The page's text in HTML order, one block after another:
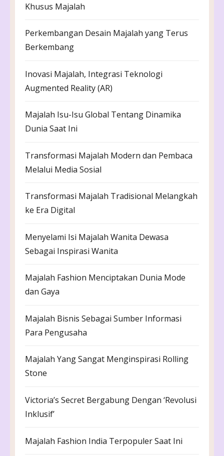
Khusus Majalah
Perkembangan Desain Majalah yang Terus
Berkembang
Inovasi Majalah, Integrasi Teknologi
Augmented Reality (AR)
Majalah Isu-Isu Global Tentang Dinamika
Dunia Saat Ini
Transformasi Majalah Modern dan Pembaca
Melalui Media Sosial
Transformasi Majalah Tradisional Melangkah
ke Era Digital
Menyelami Isi Majalah Wanita Dewasa
Sebagai Inspirasi Wanita
Majalah Fashion Menciptakan Dunia Mode
dan Gaya
Majalah Bisnis Sebagai Sumber Informasi
Para Pengusaha
Majalah Yang Sangat Menginspirasi Rolling
Stone
Victoria’s Secret Bergabung Dengan ‘Revolusi
Inklusif’
Majalah Fashion India Terpopuler Saat Ini